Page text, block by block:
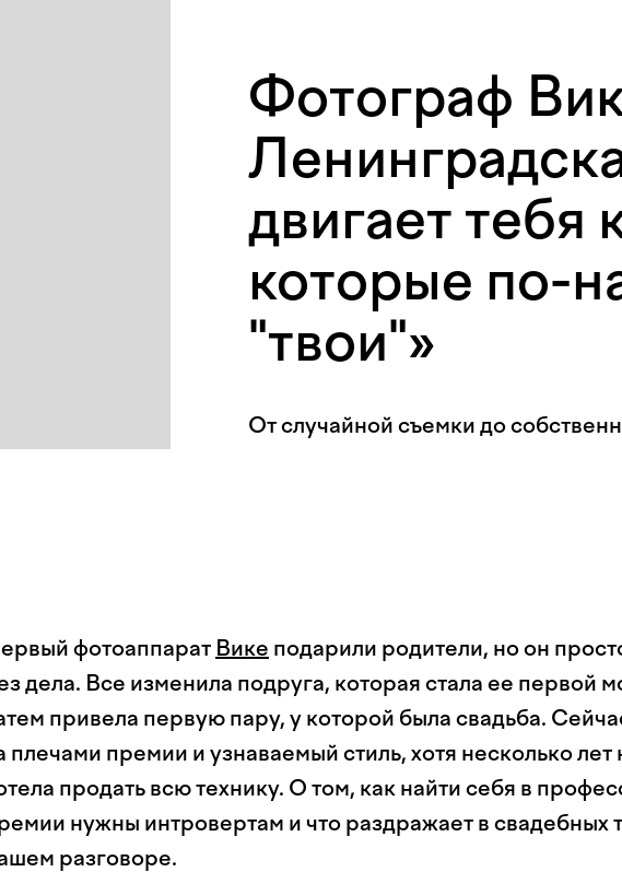
Фотограф
двигает тебя
которые по-
"твои"»
От случайной съемки до
фотоаппарат Вике подарили родители, но он
дела. Все изменила подруга, которая стала ее первой
привела первую пару, у которой была свадьба.
плечами премии и узнаваемый стиль, хотя несколько лет
продать всю технику. О том, как найти себя в
нужны интровертам и что раздражает в свадебных
разговоре.